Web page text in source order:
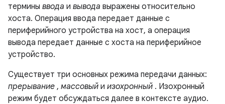
термины ввода и вывода выражены относительно
хоста. Операция ввода передает данные с
периферийного устройства на хост, а операция
вывода передает данные с хоста на периферийное
устройство.
Существует три основных режима передачи данных:
прерывание , массовый и изохронный . Изохронный
режим будет обсуждаться далее в контексте аудио.